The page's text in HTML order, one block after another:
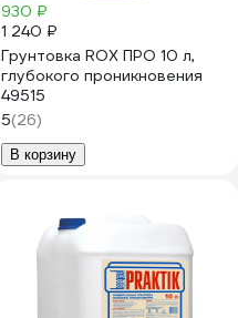
930 ₽
1 240 ₽
Грунтовка ROX ПРО 10 л,
глубокого проникновения
49515
5(26)
В корзину